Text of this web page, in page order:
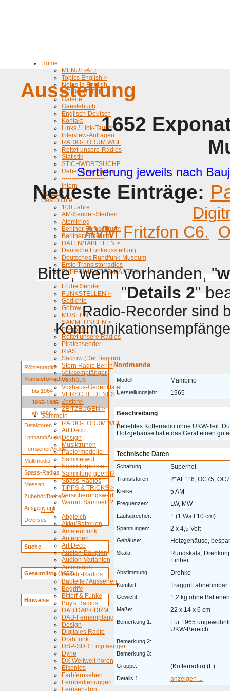
Home
MENUE-ALT
Topics English >
Notes in English
NEUIGKEITEN
Galerie
Gaestebuch
Englisch-Deutsch
Kontakt
Links / Link-Tausch
Interview-Anfragen
RADIO-FORUM WGF
Rettet-unsere-Radios
Statistik
STICHWORTSUCHE
Ueber diese Seiten
---------------------
Intern
Geraete
Geschichte
100 Jahre
AM-Sender-Sterben
Atomkrieg
Berliner Fernsehturm
Berliner Funkturm
DATEN/TABELLEN >
Deutsche Funkausstellung
Deutsches Rundfunk-Museum
Erste Transistorradios
EXPERIMENTIER-KÄSTEN >
Firmen
Frühe Sender
FUNKSTELLEN >
Gedichte
Geltow
MUSEEN
SAMMLUNGEN >
Personen
Rettet unsere Radios
Piratensender
RIAS
Sacrow (Der Beginn)
Stern Radio Berlin
Volksempfänger
Voxhaus
Voxhaus-Gedenktafel
VERSCHIEDENES >
Zeittafel
ZEITZEUGEN >
Sammeln
RADIO-FORUM WGF
Art Deco
Design
Musiktruhen
Papiermodelle
Sammelwut
Sammlerpreise
Sammlung geerbt?
Spass-Radios
TIPPS & TRICKS >
Versicherungswert
Warum Sammeln?
A - G
Abgleich
Akku/Batterien
Amateurfunk
Antennen
Art Deco
Audion-Bauplan
Audion-Varianten
Autoradios
Bakelit-Radios
Bauteile / Aussehen
Begriffe
Bittorf & Funke
Boy's Radios
DAB DAB+ DRM
DAB-Fernempfang
Design
Digitales Radio
Drahtfunk
DSP-SDR Empfaenger
Dyne
DX Weltweit hören
Eisenlos
Farbfernsehen
Fernbedienungen
Fernseh-Ton
Ausstellung
1652
Sortierung jeweils nach
Neueste Einträge:
AVM Fritzfon C6.
Bitte, wenn vorhanden, "
"Details 2"
Radio-Recorder sind
Röhrenradios
Transistorradios
bis 1964
1965-1985
ab 1986
Detektoren
Tonband/Audio
Fernseher/Video
Multimedia
Spass-Radios
Messen
Zubehör/Bauteile
Amateurfunk
Diverses
Suche
Gesamtliste (1652)
Hinweise
Nordmende
Modell: Mambino
Herstellungsjahr: 1965
Beschreibung
Beliebtes Kofferradio ohne UKW-Teil.
Holzgehäuse hatte das Gerät einen
Technische Daten
Schaltung: Superhet
Transistoren: 2*AF116, OC75,
Kreise: 5 AM
Frequenzen: LW, MW
Lautsprecher: 1 (1 Watt 10 cm)
Spannungen: 2 x 4,5 Volt
Gehäuse: Holzgehäuse,
Skala:
Rundskala,
Einheit
Abstimmung: Drehko
Komfort: Traggriff abnehmbar
Gewicht: 1,2 kg ohne Batterien
Maße: 22 x 14 x 6 cm
Bemerkung 1:
Für 1965
UKW-Bereich
Bemerkung 2: -
Bemerkung 3: -
Gruppe: (Kofferradio) (E)
Details 1: anzeigen ...